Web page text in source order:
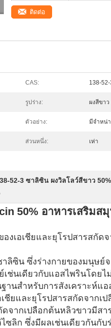
ติดต่อ
CAS: 138-52-
รูปร่าง: ผงสีขาว
ตัวอย่าง: มีจำหน่
ส่วนหนึ่ง: เห่า
52-3 ซาลิซิน ผงวิลโลว์สีขาว 50%
50% อาหารเสริมส
งเอเชียและยุโรปสารสกัด
ลิซิน ซึ่งร่างกายของมนุษย์
ช่นเดียวกับแอสไพรินโดยไ
านสำหรับการสังเคราะห์แ
ชียและยุโรปสารสกัดจากเ
ดจากเปลือกต้นหลิวขาวมีส
ซลิก ซึ่งมีผลเช่นเดียวกันกั